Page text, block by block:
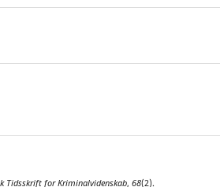
Tidsskrift for Kriminalvidenskab, 68(2).